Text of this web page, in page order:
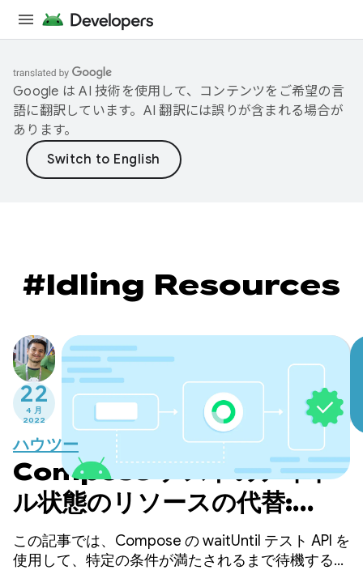
Google は AI 技術を使用して、コンテンツをご希望の言
語に翻訳しています。AI 翻訳には誤りが含まれる場合が
あります。
#Idling Resources
22
4 月
2022
ハウツー
Compose テストのアイド
ル状態のリソースの代替:
waitUntil API（更新）
この記事では、Compose の waitUntil テスト API を
使用して、特定の条件が満たされるまで待機する方